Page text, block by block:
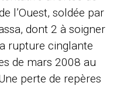
l’Ouest, soldée par
dont 2 à soigner
rupture cinglante
de mars 2008 au
perte de repères